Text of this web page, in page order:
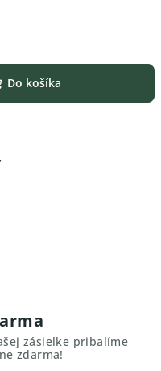
Do košíka
zásielke pribalíme
zdarma!